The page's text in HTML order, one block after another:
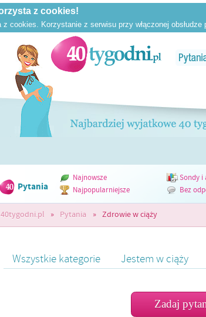
Pytania
Najnowsze Sondy i
Najpopularniejsze
Bez
40tygodni.pl » Pytania » Zdrowie w ciąży
Wszystkie kategorie Jestem w ciąży
Zadaj